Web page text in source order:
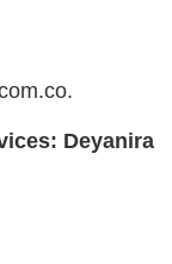
Deyanira